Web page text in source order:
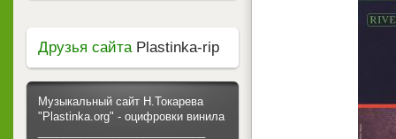
Друзья сайтаPlastinka-rip
Музыкальный сайт Н.Токарева
"Plastinka.org" - оцифровки винила